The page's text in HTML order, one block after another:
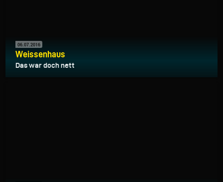
06.07.2016
Weissenhaus
Das war doch nett